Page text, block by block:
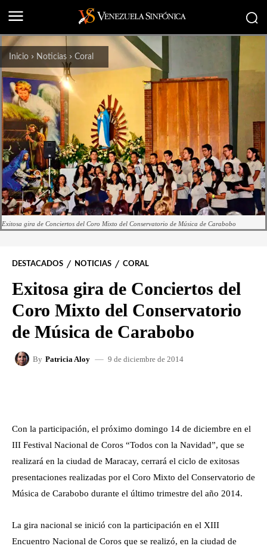
Inicio Noticias Coral
Exitosa gira de Conciertos del Coro Mixto del Conservatorio de Música de Carabobo
DESTACADOS NOTICIAS CORAL
Exitosa gira de Conciertos del
Coro Mixto del Conservatorio
de Música de Carabobo
By Patricia Aloy 9 de diciembre de 2014
Con la participación, el próximo domingo 14 de diciembre en el
III Festival Nacional de Coros “Todos con la Navidad”, que se
realizará en la ciudad de Maracay, cerrará el ciclo de exitosas
presentaciones realizadas por el Coro Mixto del Conservatorio de
Música de Carabobo durante el último trimestre del año 2014.
La gira nacional se inició con la participación en el XIII
Encuentro Nacional de Coros que se realizó, en la ciudad de